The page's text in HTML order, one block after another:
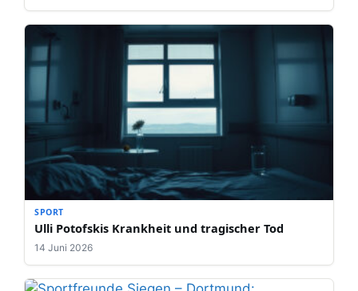
SPORT
Ulli Potofskis Krankheit und tragischer Tod
14 Juni 2026